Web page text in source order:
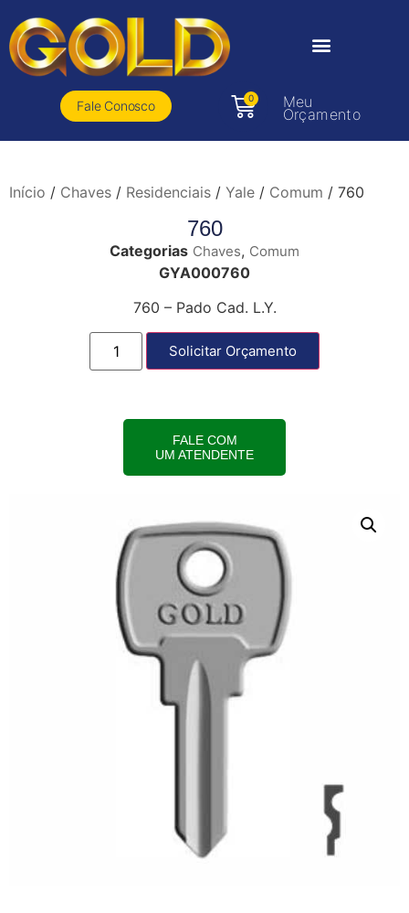
Fale Conosco
0 Meu
Orçamento
Início / Chaves / Residenciais / Yale / Comum / 760
760
Categorias Chaves, Comum
GYA000760
760 – Pado Cad. L.Y.
Solicitar Orçamento
FALE COM
UM ATENDENTE